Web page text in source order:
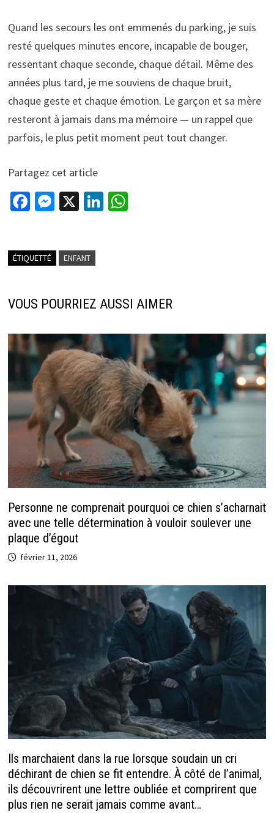
Quand les secours les ont emmenés du parking, je suis
resté quelques minutes encore, incapable de bouger,
ressentant chaque seconde, chaque détail. Même des
années plus tard, je me souviens de chaque bruit,
chaque geste et chaque émotion. Le garçon et sa mère
resteront à jamais dans ma mémoire — un rappel que
parfois, le plus petit moment peut tout changer.
Partagez cet article
Fa
o
k
M
n
r
X Li W
p
ÉTIQUETTÉ ENFANT
VOUS POURRIEZ AUSSI AIMER
Personne ne comprenait pourquoi ce chien s’acharnait
avec une telle détermination à vouloir soulever une
plaque d’égout
février 11, 2026
Ils marchaient dans la rue lorsque soudain un cri
déchirant de chien se fit entendre. À côté de l’animal,
ils découvrirent une lettre oubliée et comprirent que
plus rien ne serait jamais comme avant…